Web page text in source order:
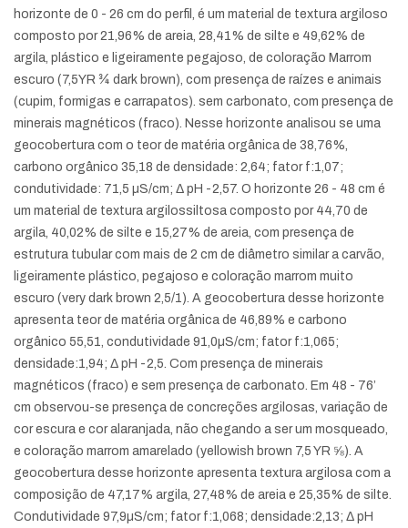
horizonte de 0 - 26 cm do perfil, é um material de textura argiloso
composto por 21,96% de areia, 28,41% de silte e 49,62% de
argila, plástico e ligeiramente pegajoso, de coloração Marrom
escuro (7,5YR ¾ dark brown), com presença de raízes e animais
(cupim, formigas e carrapatos). sem carbonato, com presença de
minerais magnéticos (fraco). Nesse horizonte analisou se uma
geocobertura com o teor de matéria orgânica de 38,76%,
carbono orgânico 35,18 de densidade: 2,64; fator f:1,07;
condutividade: 71,5 µS/cm; Δ pH -2,57. O horizonte 26 - 48 cm é
um material de textura argilossiltosa composto por 44,70 de
argila, 40,02% de silte e 15,27% de areia, com presença de
estrutura tubular com mais de 2 cm de diâmetro similar a carvão,
ligeiramente plástico, pegajoso e coloração marrom muito
escuro (very dark brown 2,5/1). A geocobertura desse horizonte
apresenta teor de matéria orgânica de 46,89% e carbono
orgânico 55,51, condutividade 91,0µS/cm; fator f:1,065;
densidade:1,94; Δ pH -2,5. Com presença de minerais
magnéticos (fraco) e sem presença de carbonato. Em 48 - 76’
cm observou-se presença de concreções argilosas, variação de
cor escura e cor alaranjada, não chegando a ser um mosqueado,
e coloração marrom amarelado (yellowish brown 7,5 YR ⅝). A
geocobertura desse horizonte apresenta textura argilosa com a
composição de 47,17% argila, 27,48% de areia e 25,35% de silte.
Condutividade 97,9µS/cm; fator f:1,068; densidade:2,13; Δ pH